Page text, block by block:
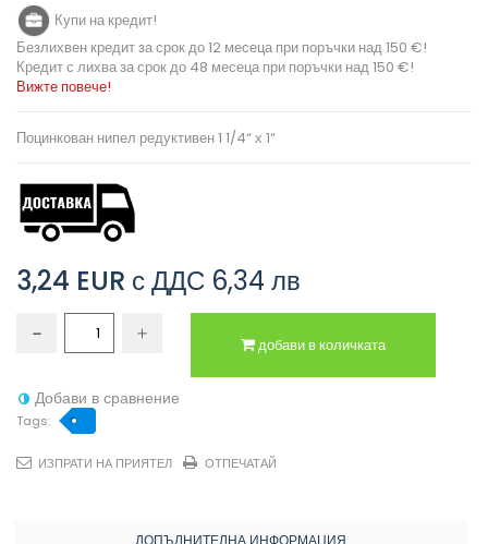
Купи на кредит!
Безлихвен кредит за срок до 12 месеца при поръчки над 150 €!
Кредит с лихва за срок до 48 месеца при поръчки над 150 €!
Вижте повече!
Поцинкован нипел редуктивен 1 1/4“ х 1“
3,24 EUR с ДДС 6,34 лв
добави в количката
Добави в сравнение
Tags:
ИЗПРАТИ НА ПРИЯТЕЛ ОТПЕЧАТАЙ